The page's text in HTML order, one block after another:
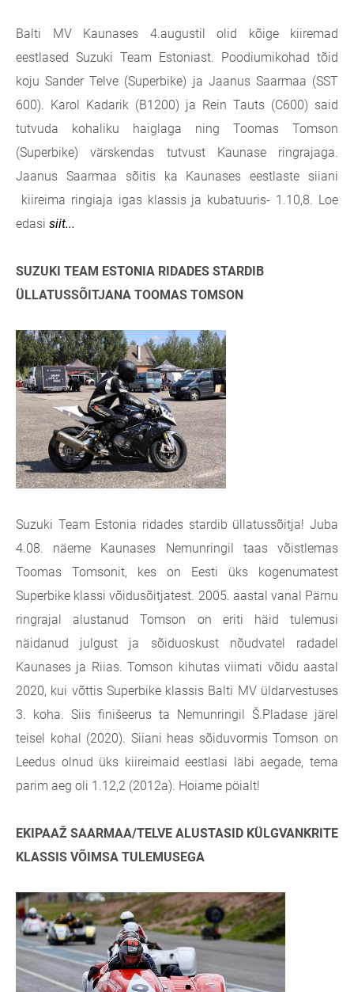
Balti MV Kaunases 4.augustil olid kõige kiiremad
eestlased Suzuki Team Estoniast. Poodiumikohad tõid
koju Sander Telve (Superbike) ja Jaanus Saarmaa (SST
600). Karol Kadarik (B1200) ja Rein Tauts (C600) said
tutvuda kohaliku haiglaga ning Toomas Tomson
(Superbike) värskendas tutvust Kaunase ringrajaga.
Jaanus Saarmaa sõitis ka Kaunases eestlaste siiani
kiireima ringiaja igas klassis ja kubatuuris- 1.10,8. Loe
edasi siit...
SUZUKI TEAM ESTONIA RIDADES STARDIB
ÜLLATUSSÕITJANA TOOMAS TOMSON
Suzuki Team Estonia ridades stardib üllatussõitja! Juba
4.08. näeme Kaunases Nemunringil taas võistlemas
Toomas Tomsonit, kes on Eesti üks kogenumatest
Superbike klassi võidusõitjatest. 2005. aastal vanal Pärnu
ringrajal alustanud Tomson on eriti häid tulemusi
näidanud julgust ja sõiduoskust nõudvatel radadel
Kaunases ja Riias. Tomson kihutas viimati võidu aastal
2020, kui võttis Superbike klassis Balti MV üldarvestuses
3. koha. Siis finišeerus ta Nemunringil Š.Pladase järel
teisel kohal (2020). Siiani heas sõiduvormis Tomson on
Leedus olnud üks kiireimaid eestlasi läbi aegade, tema
parim aeg oli 1.12,2 (2012a). Hoiame pöialt!
EKIPAAŽ SAARMAA/TELVE ALUSTASID KÜLGVANKRITE
KLASSIS VÕIMSA TULEMUSEGA